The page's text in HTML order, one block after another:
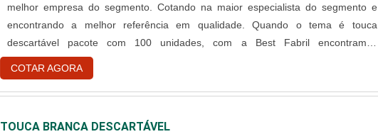
melhor empresa do segmento. Cotando na maior especialista do segmento e
encontrando a melhor referência em qualidade. Quando o tema é touca
descartável pacote com 100 unidades, com a Best Fabril encontramos
assertividade com pagamento acessível.DETALHES SOBRE TOUCA
DESCARTÁVEL PACOTE COM 100 UNIDADESA Best Fabril objetiva seus
reforços em criar para cada cliente um...
COTAR AGORA
TOUCA BRANCA DESCARTÁVEL